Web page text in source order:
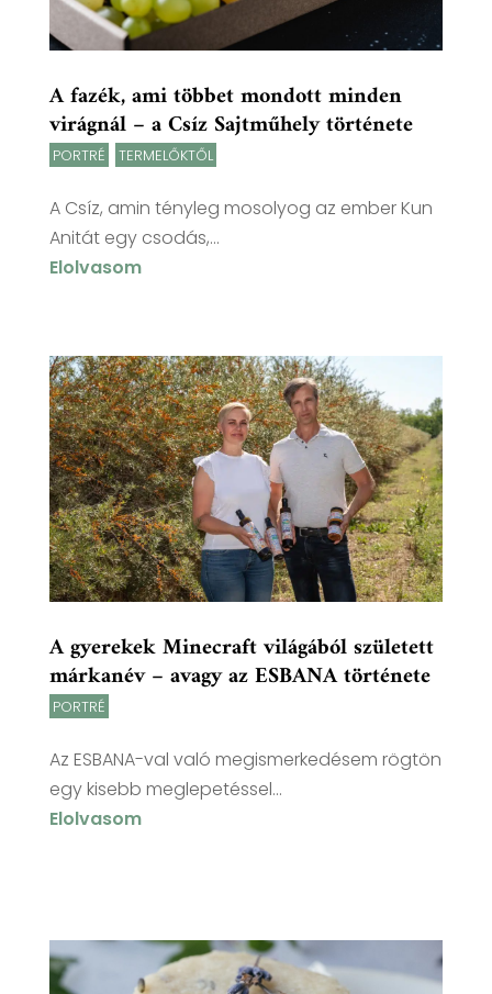
A fazék, ami többet mondott minden
virágnál – a Csíz Sajtműhely története
PORTRÉ TERMELŐKTŐL
A Csíz, amin tényleg mosolyog az ember Kun
Anitát egy csodás,...
Elolvasom
A gyerekek Minecraft világából született
márkanév – avagy az ESBANA története
PORTRÉ
Az ESBANA-val való megismerkedésem rögtön
egy kisebb meglepetéssel...
Elolvasom